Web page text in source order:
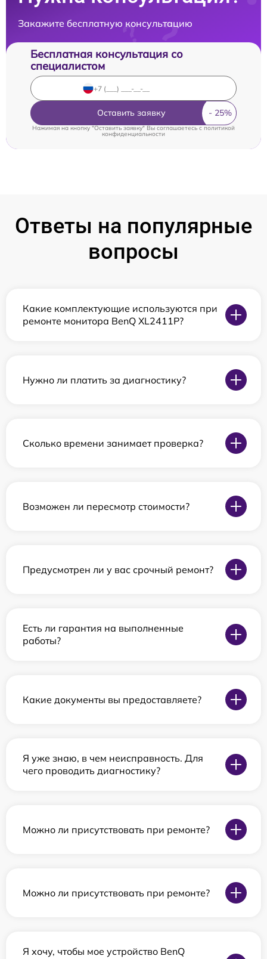
Закажите бесплатную консультацию
Бесплатная консультация со
специалистом
Оставить заявку
Нажимая на кнопку "Оставить заявку" Вы соглашаетесь cполитикой
конфиденциальности
Ответы на популярные
вопросы
Какие комплектующие используются при
ремонте монитора BenQ XL2411P?
Нужно ли платить за диагностику?
Сколько времени занимает проверка?
Возможен ли пересмотр стоимости?
Предусмотрен ли у вас срочный ремонт?
Есть ли гарантия на выполненные
работы?
Какие документы вы предоставляете?
Я уже знаю, в чем неисправность. Для
чего проводить диагностику?
Можно ли присутствовать при ремонте?
Можно ли присутствовать при ремонте?
Я хочу, чтобы мое устройство BenQ